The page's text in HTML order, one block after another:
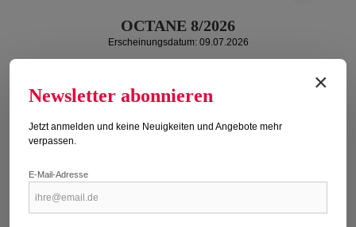
OCTANE 8/2026
Erscheinungsdatum: 09.07.2026
Preise inkl. MwSt. zzgl. Versandkosten
Details
×
Newsletter abonnieren
Jetzt anmelden und keine Neuigkeiten und Angebote mehr
verpassen.
E-Mail-Adresse